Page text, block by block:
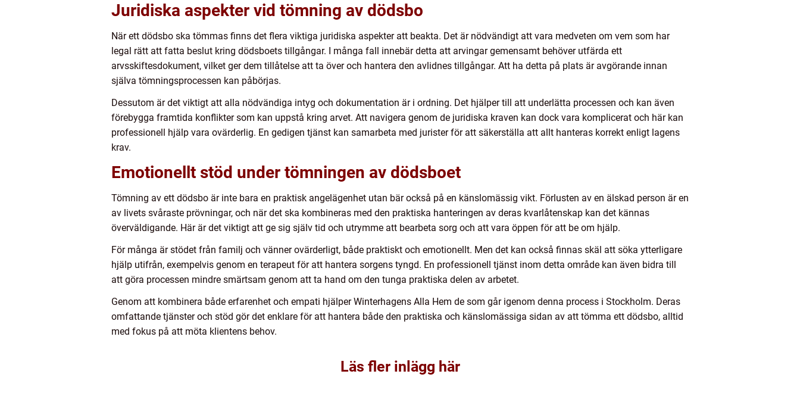
Juridiska aspekter vid tömning av dödsbo
När ett dödsbo ska tömmas finns det flera viktiga juridiska aspekter att beakta. Det är nödvändigt att vara medveten om vem som har
legal rätt att fatta beslut kring dödsboets tillgångar. I många fall innebär detta att arvingar gemensamt behöver utfärda ett
arvsskiftesdokument, vilket ger dem tillåtelse att ta över och hantera den avlidnes tillgångar. Att ha detta på plats är avgörande innan
själva tömningsprocessen kan påbörjas.
Dessutom är det viktigt att alla nödvändiga intyg och dokumentation är i ordning. Det hjälper till att underlätta processen och kan även
förebygga framtida konflikter som kan uppstå kring arvet. Att navigera genom de juridiska kraven kan dock vara komplicerat och här kan
professionell hjälp vara ovärderlig. En gedigen tjänst kan samarbeta med jurister för att säkerställa att allt hanteras korrekt enligt lagens
krav.
Emotionellt stöd under tömningen av dödsboet
Tömning av ett dödsbo är inte bara en praktisk angelägenhet utan bär också på en känslomässig vikt. Förlusten av en älskad person är en
av livets svåraste prövningar, och när det ska kombineras med den praktiska hanteringen av deras kvarlåtenskap kan det kännas
överväldigande. Här är det viktigt att ge sig själv tid och utrymme att bearbeta sorg och att vara öppen för att be om hjälp.
För många är stödet från familj och vänner ovärderligt, både praktiskt och emotionellt. Men det kan också finnas skäl att söka ytterligare
hjälp utifrån, exempelvis genom en terapeut för att hantera sorgens tyngd. En professionell tjänst inom detta område kan även bidra till
att göra processen mindre smärtsam genom att ta hand om den tunga praktiska delen av arbetet.
Genom att kombinera både erfarenhet och empati hjälper Winterhagens Alla Hem de som går igenom denna process i Stockholm. Deras
omfattande tjänster och stöd gör det enklare för att hantera både den praktiska och känslomässiga sidan av att tömma ett dödsbo, alltid
med fokus på att möta klientens behov.
Läs fler inlägg här